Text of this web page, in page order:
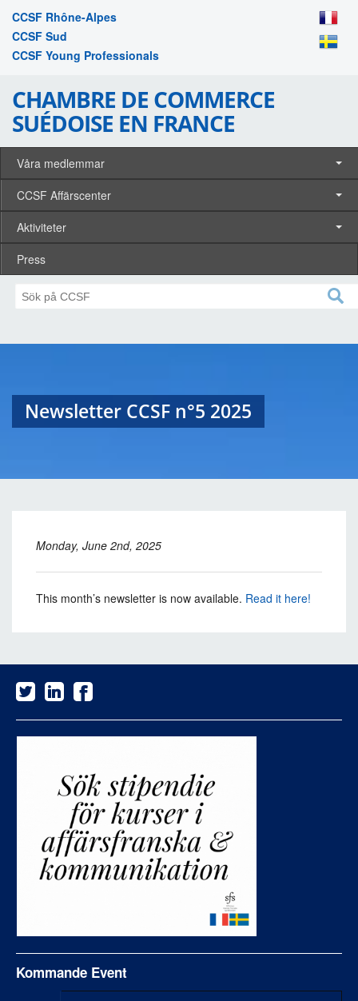
CCSF Rhône-Alpes
CCSF Sud
CCSF Young Professionals
CHAMBRE DE COMMERCE
SUÉDOISE EN FRANCE
Våra medlemmar
CCSF Affärscenter
Aktiviteter
Press
Newsletter CCSF n°5 2025
Monday, June 2nd, 2025
This month’s newsletter is now available. Read it here!
Kommande Event